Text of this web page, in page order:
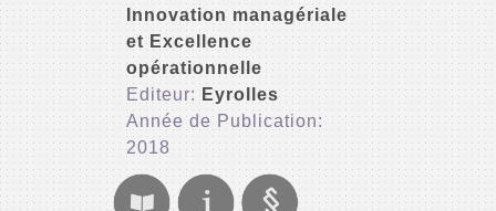
Innovation managériale
et Excellence
opérationnelle
Editeur: Eyrolles
Année de Publication:
2018